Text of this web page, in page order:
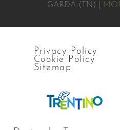
GARDA (TN) |
Privacy Policy
Cookie Policy
Sitemap